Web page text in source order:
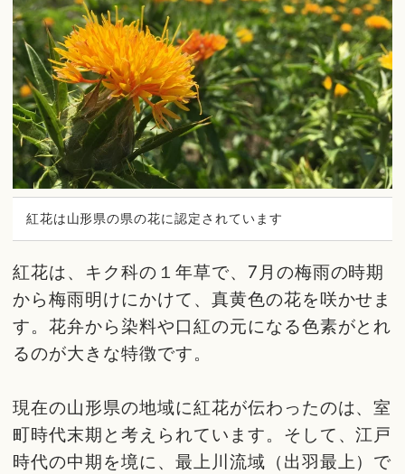
紅花は山形県の県の花に認定されています
紅花は、キク科の１年草で、7月の梅雨の時期
から梅雨明けにかけて、真黄色の花を咲かせま
す。花弁から染料や口紅の元になる色素がとれ
るのが大きな特徴です。
現在の山形県の地域に紅花が伝わったのは、室
町時代末期と考えられています。そして、江戸
時代の中期を境に、最上川流域（出羽最上）で